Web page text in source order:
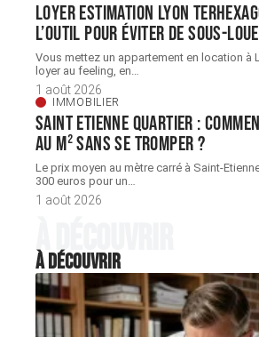
Loyer estimation Lyon
l’outil pour éviter de sous-
Vous mettez un appartement en location à
loyer au feeling, en…
1 août 2026
IMMOBILIER
Saint Etienne quartier :
au m² sans se tromper ?
Le prix moyen au mètre carré à Saint-
300 euros pour un…
1 août 2026
À découvrir
À découvrir